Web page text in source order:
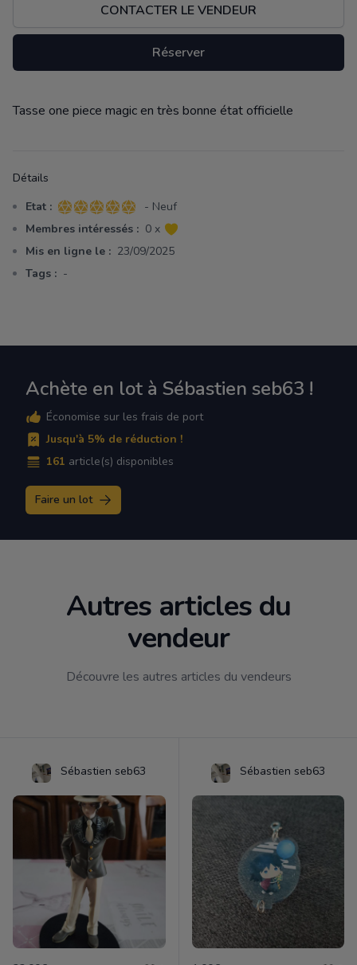
CONTACTER LE VENDEUR
Réserver
Description
Tasse one piece magic en très bonne état officielle
Détails
Etat : 5 sur 5 étoiles
- Neuf
Membres intéressés : 0 x
Mis en ligne le : 23/09/2025
Tags : -
Achète en lot à Sébastien seb63 !
Économise sur les frais de port
Jusqu'à 5% de réduction !
161 article(s) disponibles
Faire un lot
Autres articles du
vendeur
Découvre les autres articles du vendeurs
Sébastien seb63 Sébastien seb63